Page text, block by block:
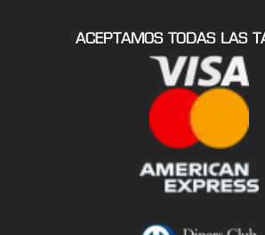
ACEPTAMOS TODAS LAS